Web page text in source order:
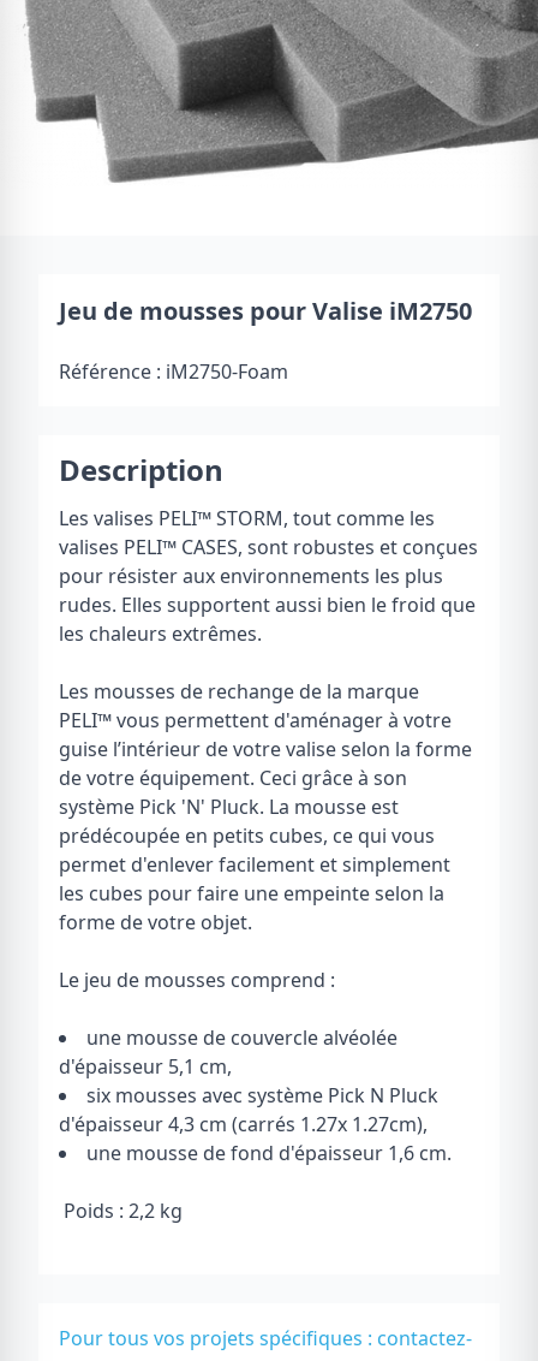
Jeu de mousses pour Valise iM2750
Référence : iM2750-Foam
Description
Les valises PELI™STORM, tout comme les
valises PELI™ CASES, sont robustes et conçues
pour résister aux environnements les plus
rudes. Elles supportent aussi bien le froid que
les chaleurs extrêmes.
Les mousses de rechange de la marque
PELI™vous permettent d'aménager à votre
guise l’intérieur de votre valise selon la forme
de votre équipement. Ceci grâce à son
système Pick 'N' Pluck. La mousse est
prédécoupée en petits cubes, ce qui vous
permet d'enlever facilement et simplement
les cubes pour faire une empeinte selon la
forme de votre objet.
Le jeu de mousses comprend :
une mousse de couvercle alvéolée
d'épaisseur 5,1 cm,
six mousses avec système Pick N Pluck
d'épaisseur 4,3 cm (carrés 1.27x 1.27cm),
une mousse de fond d'épaisseur 1,6 cm.
Poids : 2,2 kg
Pour tous vos projets spécifiques : contactez-